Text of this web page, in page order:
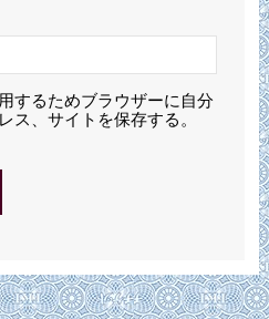
するためブラウザーに自分
ス、サイトを保存する。